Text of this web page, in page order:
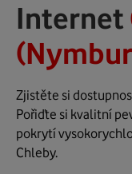
Internet
Zjistěte si
Pořiďte si kvalitní
pokrytí
Chleby.